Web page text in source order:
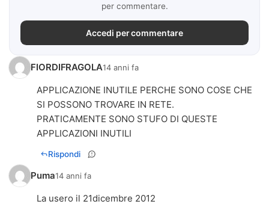
per commentare.
Accedi per commentare
FIORDIFRAGOLA14 anni fa
APPLICAZIONE INUTILE PERCHE SONO COSE CHE
SI POSSONO TROVARE IN RETE.
PRATICAMENTE SONO STUFO DI QUESTE
Rispondi
Puma14 anni fa